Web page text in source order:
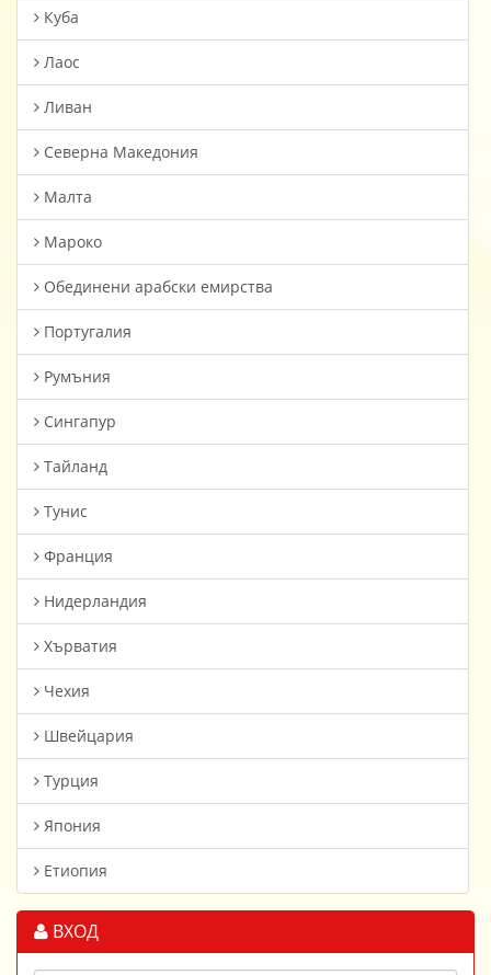
Куба
Лаос
Ливан
Северна Македония
Малта
Мароко
Oбединени арабски емирства
Португалия
Румъния
Сингапур
Тайланд
Тунис
Франция
Нидерландия
Хърватия
Чехия
Швейцария
Турция
Япония
Етиопия
ВХОД